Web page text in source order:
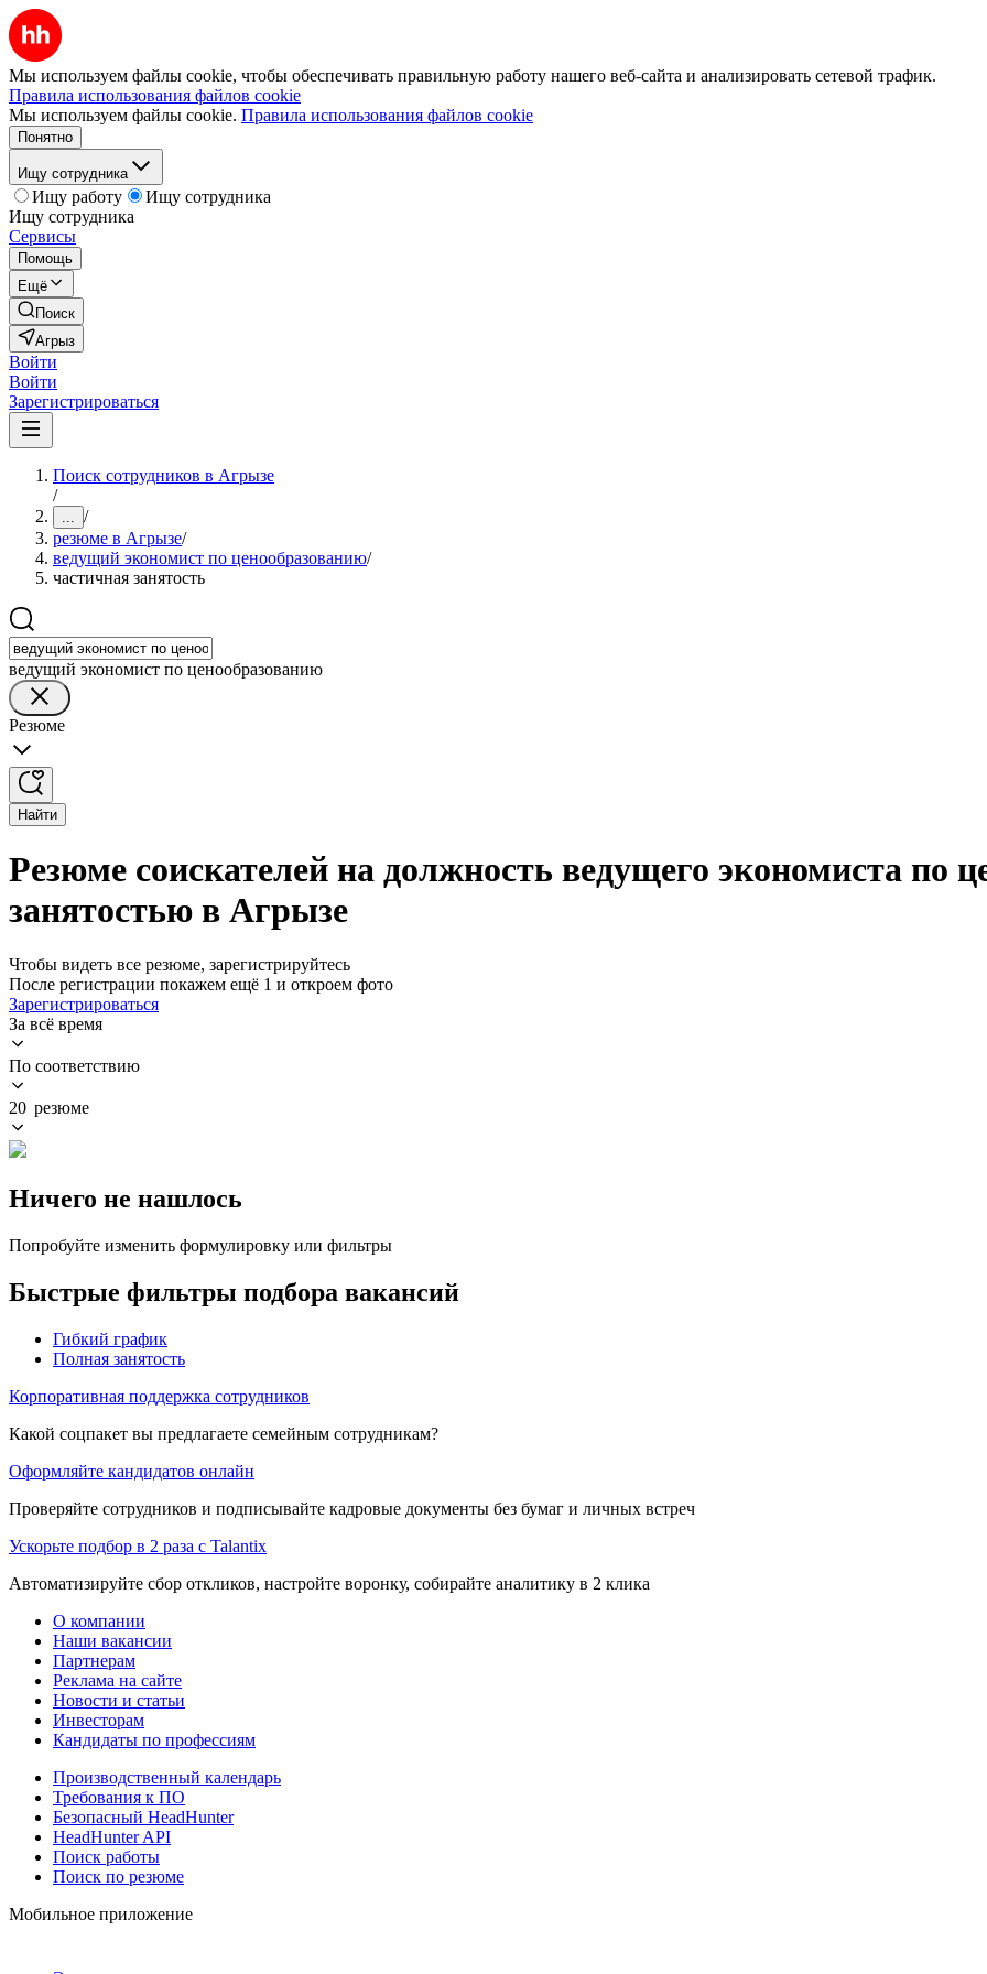
Мы используем файлы cookie, чтобы обеспечивать правильную работу нашего веб-сайта и анализировать сетевой трафик.
Правила использования файлов cookie
Мы используем файлы cookie. Правила использования файлов cookie
Понятно
Ищу сотрудника
Ищу работу
Ищу сотрудника
Ищу сотрудника
Сервисы
Помощь
Ещё
Поиск
Агрыз
Войти
Войти
Зарегистрироваться
Поиск сотрудников в Агрызе
/
... /
резюме в Агрызе/
ведущий экономист по ценообразованию/
частичная занятость
ведущий экономист по ценообразованию
Резюме
Найти
Резюме соискателей на должность ведущего экономиста по
занятостью в Агрызе
Чтобы видеть все резюме, зарегистрируйтесь
После регистрации покажем ещё 1 и откроем фото
Зарегистрироваться
За всё время
По соответствию
20 резюме
Ничего не нашлось
Попробуйте изменить формулировку или фильтры
Быстрые фильтры подбора вакансий
Гибкий график
Полная занятость
Корпоративная поддержка сотрудников
Какой соцпакет вы предлагаете семейным сотрудникам?
Оформляйте кандидатов онлайн
Проверяйте сотрудников и подписывайте кадровые документы без бумаг и личных встреч
Ускорьте подбор в 2 раза с Talantix
Автоматизируйте сбор откликов, настройте воронку, собирайте аналитику в 2 клика
О компании
Наши вакансии
Партнерам
Реклама на сайте
Новости и статьи
Инвесторам
Кандидаты по профессиям
Производственный календарь
Требования к ПО
Безопасный HeadHunter
HeadHunter API
Поиск работы
Поиск по резюме
Мобильное приложение